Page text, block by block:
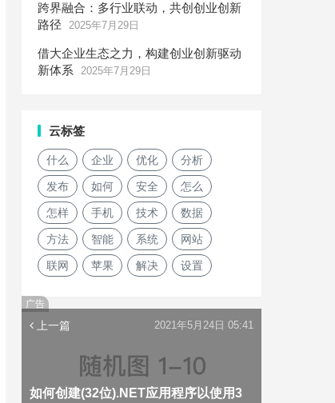
跨界融合：多行业联动，共创创业创新
路径
2025年7月29日
借大企业生态之力，构建创业创新驱动
新体系
2025年7月29日
云标签
什么 企业 优化 分析
发布 如何 安全 怎么
怎样 手机 技术 数据
方法 智能 系统 网站
联网 苹果 解决 设置
广告
上一篇
如何创建(32位).NET应用程序以使用3
2021年5月24日 05:41